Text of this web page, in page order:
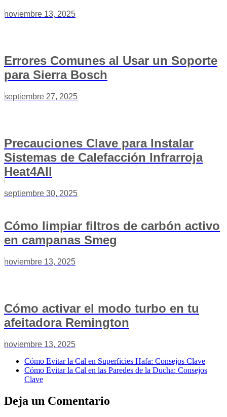
noviembre 13, 2025
Errores Comunes al Usar un Soporte
para Sierra Bosch
septiembre 27, 2025
Precauciones Clave para Instalar
Sistemas de Calefacción Infrarroja
Heat4All
septiembre 30, 2025
Cómo limpiar filtros de carbón activo
en campanas Smeg
noviembre 13, 2025
Cómo activar el modo turbo en tu
afeitadora Remington
noviembre 13, 2025
Cómo Evitar la Cal en Superficies Hafa: Consejos Clave
Cómo Evitar la Cal en las Paredes de la Ducha: Consejos
Clave
Deja un Comentario